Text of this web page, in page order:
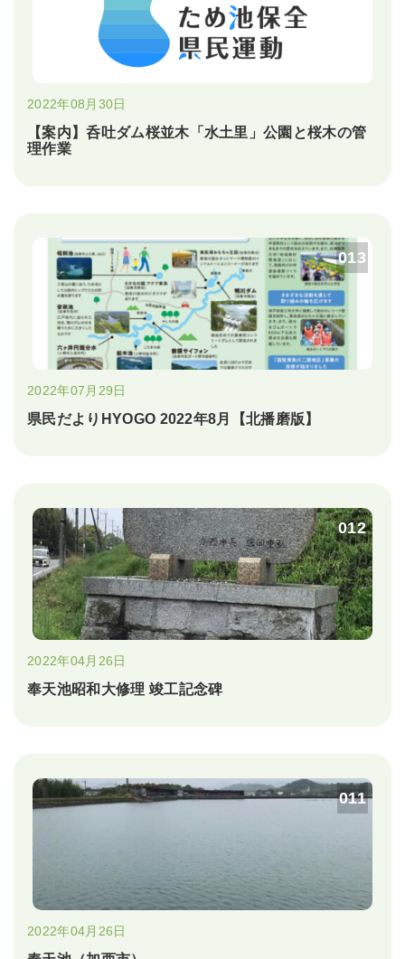
2022年08月30日
【案内】呑吐ダム桜並木「水土里」公園と桜木の管
理作業
013
2022年07月29日
県民だよりHYOGO 2022年8月【北播磨版】
012
2022年04月26日
奉天池昭和大修理 竣工記念碑
011
2022年04月26日